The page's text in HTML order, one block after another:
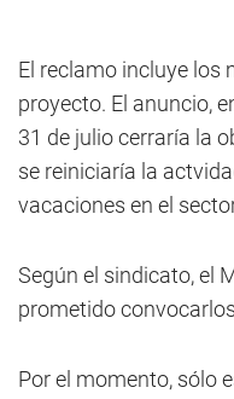
El reclamo incluye los
proyecto. El anuncio,
31 de julio cerraría la
se reiniciaría la
vacaciones en el
Según el sindicato, el
prometido
Por el momento, sólo